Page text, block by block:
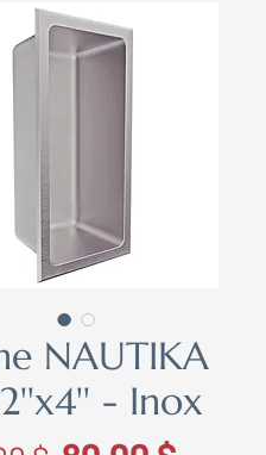
NAUTIKA
- Inox